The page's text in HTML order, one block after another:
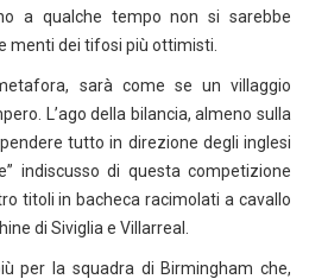
a qualche tempo non si sarebbe
menti dei tifosi più ottimisti.
sarà come se un villaggio
L’ago della bilancia, almeno sulla
tutto in direzione degli inglesi
indiscusso di questa competizione
titoli in bacheca racimolati a cavallo
di Siviglia e Villarreal.
per la squadra di Birmingham che,